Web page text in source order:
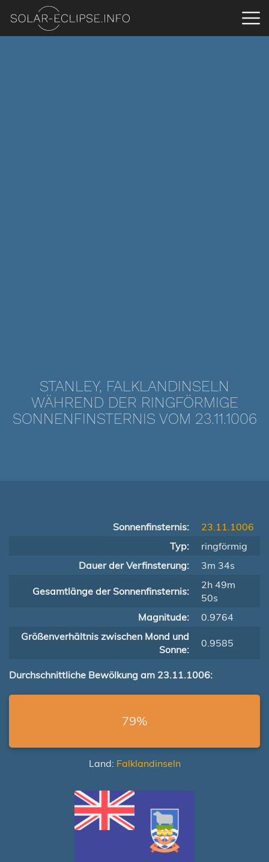
STANLEY, FALKLANDINSELN
WÄHREND DER RINGFÖRMIGE
SONNENFINSTERNIS VOM 23.11.1006
Sonnenfinsternis:
23.11.1006
Typ:
ringförmig
Dauer der Verfinsterung:
3m 34s
Gesamtlänge der Sonnenfinsternis:
2h 49m
50s
Magnitude:
0.9764
Größenverhältnis zwischen Mond und
Sonne:
0.9585
Durchschnittliche Bewölkung am 23.11.1006:
79%
Land: Falklandinseln